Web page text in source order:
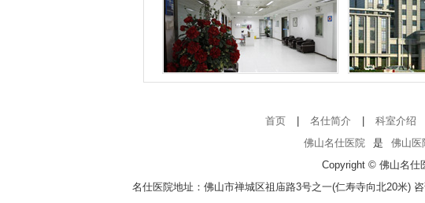
首页 名仕简介 科室介绍
佛山名仕医院
是 佛山医
Copyright © 佛山名仕
名仕医院地址：佛山市禅城区祖庙路3号之一(仁寿寺向北20米)